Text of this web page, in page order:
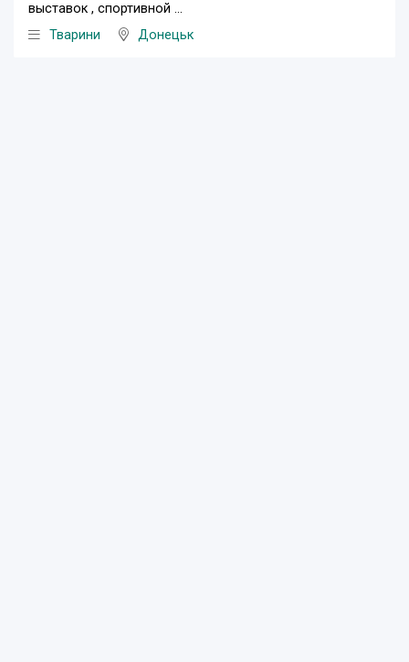
выставок , спортивной ...
Тварини
Донецьк